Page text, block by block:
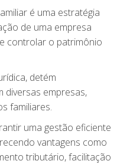
é uma estratégia
de uma empresa
controlar o patrimônio
detém
diversas empresas,
familiares.
uma gestão eficiente
vantagens como
tributário, facilitação